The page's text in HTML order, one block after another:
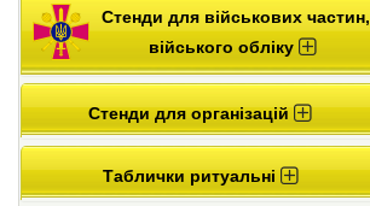
Стенди для військових частин,
війського обліку
Стенди для організацій
Таблички ритуальні